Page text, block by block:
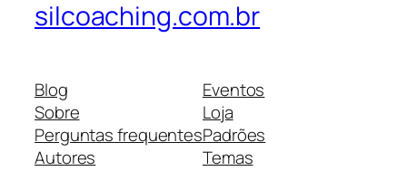
silcoaching.com.br
Blog
Sobre
Perguntas frequentes
Autores
Eventos
Loja
Padrões
Temas